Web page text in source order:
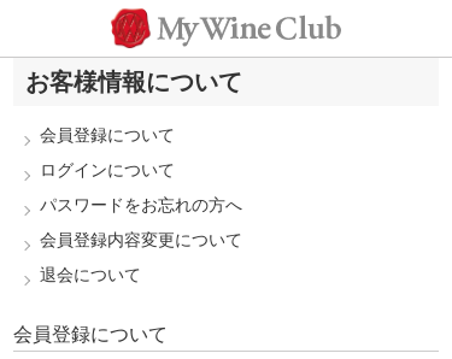
お客様情報について
会員登録について
ログインについて
パスワードをお忘れの方へ
会員登録内容変更について
退会について
会員登録について